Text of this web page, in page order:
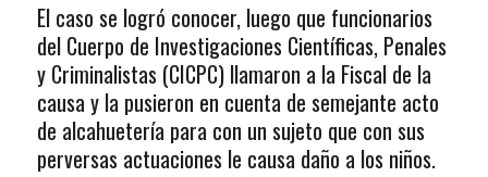
El caso se logró conocer, luego que funcionarios
del Cuerpo de Investigaciones Científicas, Penales
y Criminalistas (CICPC) llamaron a la Fiscal de la
causa y la pusieron en cuenta de semejante acto
de alcahuetería para con un sujeto que con sus
perversas actuaciones le causa daño a los niños.